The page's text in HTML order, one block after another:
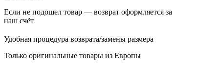
Если не подошел товар — возврат оформляется за
наш счёт
Удобная процедура возврата/замены размера
Только оригинальные товары из Европы